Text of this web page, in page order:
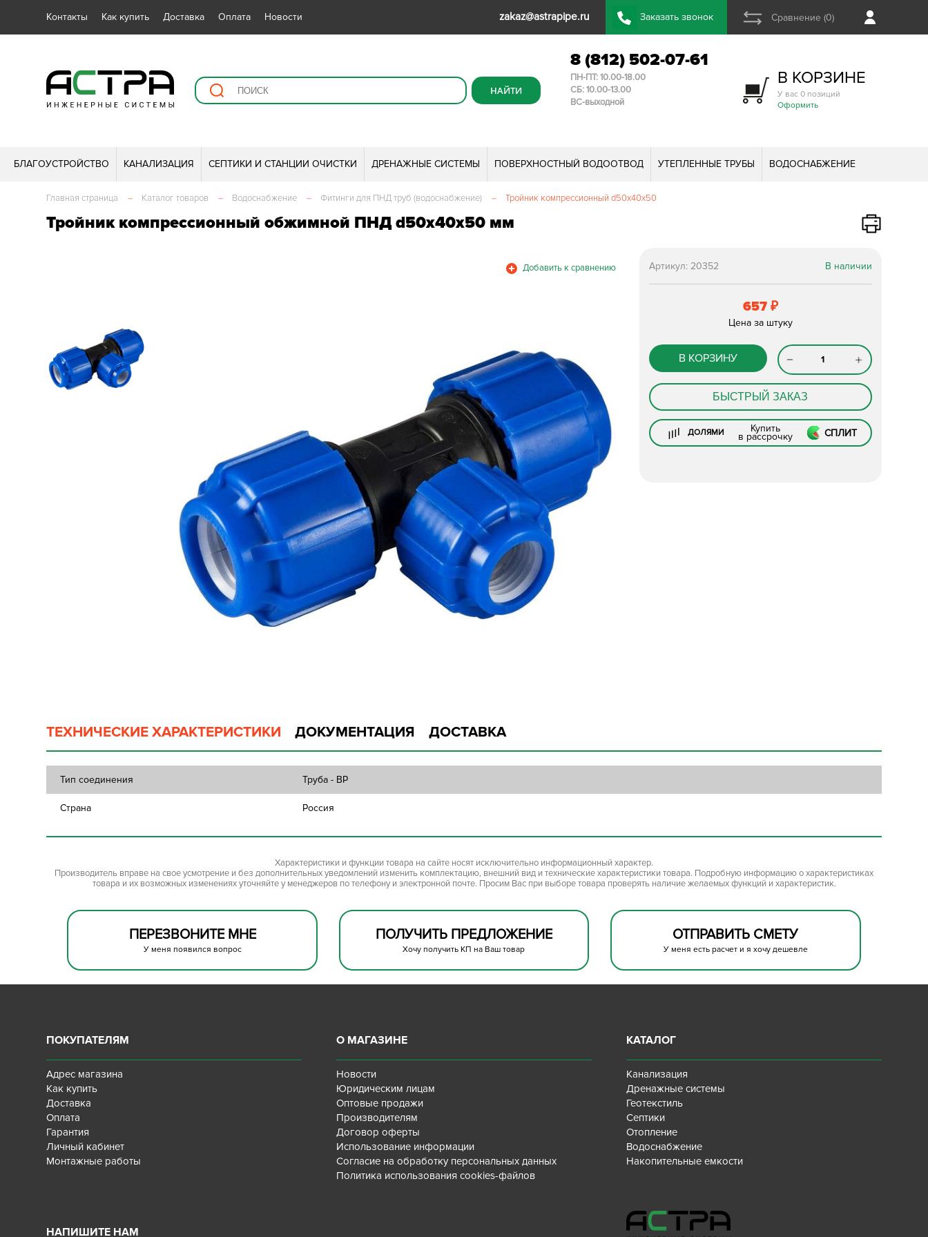
Контакты Как купить Доставка Оплата Новости zakaz@astrapipe.ru Заказать звонок Сравнение (0)
8 (812) 502-07-61
ПН-ПТ: 10.00-18.00
СБ: 10.00-13.00
ВС-выходной
В КОРЗИНЕ
У вас 0 позиций
Оформить
БЛАГОУСТРОЙСТВО КАНАЛИЗАЦИЯ СЕПТИКИ И СТАНЦИИ ОЧИСТКИ ДРЕНАЖНЫЕ СИСТЕМЫ ПОВЕРХНОСТНЫЙ ВОДООТВОД УТЕПЛЕННЫЕ ТРУБЫ ВОДОСНАБЖЕНИЕ
Главная страница – Каталог товаров – Водоснабжение – Фитинги для ПНД труб (водоснабжение) – Тройник компрессионный d50х40х50
Тройник компрессионный обжимной ПНД d50х40х50 мм
В наличии
Артикул:20352
657 ₽
Цена за штуку
В КОРЗИНУ
БЫСТРЫЙ ЗАКАЗ
ДОЛЯМИ Купить
в рассрочку СПЛИТ
ТЕХНИЧЕСКИЕ ХАРАКТЕРИСТИКИ ДОКУМЕНТАЦИЯ ДОСТАВКА
Тип соединения Труба - ВР
Страна Россия
Характеристики и функции товара на сайте носят исключительно информационный характер.
Производитель вправе на свое усмотрение и без дополнительных уведомлений изменить комплектацию, внешний вид и технические характеристики товара. Подробную информацию о характеристиках
товара и их возможных изменениях уточняйте у менеджеров по телефону и электронной почте. Просим Вас при выборе товара проверять наличие желаемых функций и характеристик.
ПЕРЕЗВОНИТЕ МНЕ
У меня появился вопрос
ПОЛУЧИТЬ ПРЕДЛОЖЕНИЕ
Хочу получить КП на Ваш товар
ОТПРАВИТЬ СМЕТУ
У меня есть расчет и я хочу дешевле
ПОКУПАТЕЛЯМ
Адрес магазина
Как купить
Доставка
Оплата
Гарантия
Личный кабинет
Монтажные работы
О МАГАЗИНЕ
Новости
Юридическим лицам
Оптовые продажи
Производителям
Договор оферты
Использование информации
Согласие на обработку персональных данных
Политика использования cookies-файлов
КАТАЛОГ
Канализация
Дренажные системы
Геотекстиль
Септики
Отопление
Водоснабжение
Накопительные емкости
НАПИШИТЕ НАМ